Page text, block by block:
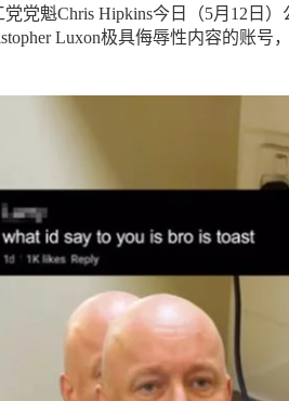
党魁Chris Hipkins今日（5月12日）
Luxon极具侮辱性内容的账号